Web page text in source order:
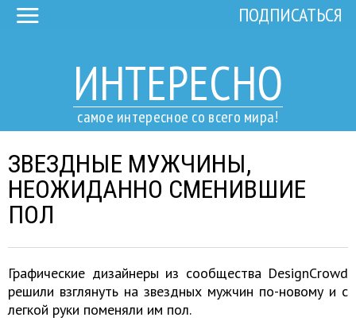
ИНТЕРЕСНО
самое интересное со всего мира!
ПОДПИСАТЬСЯ
ЗВЕЗДНЫЕ МУЖЧИНЫ,
НЕОЖИДАННО СМЕНИВШИЕ
ПОЛ
Графические дизайнеры из сообщества DesignCrowd
решили взглянуть на звездных мужчин по-новому и с
легкой руки поменяли им пол.